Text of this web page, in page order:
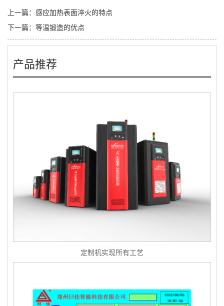
上一篇： 感应加热表面淬火的特点
下一篇： 等温锻造的优点
产品推荐
定制机实现所有工艺